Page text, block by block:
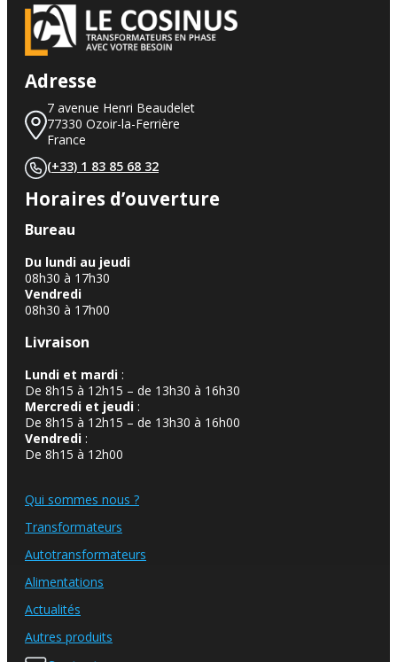
Adresse
7 avenue Henri Beaudelet
77330 Ozoir-la-Ferrière
France
(+33) 1 83 85 68 32
Horaires d’ouverture
Bureau
Du lundi au jeudi
08h30 à 17h30
Vendredi
08h30 à 17h00
Livraison
Lundi et mardi :
De 8h15 à 12h15 – de 13h30 à 16h30
Mercredi et jeudi :
De 8h15 à 12h15 – de 13h30 à 16h00
Vendredi :
De 8h15 à 12h00
Qui sommes nous ?
Transformateurs
Autotransformateurs
Alimentations
Actualités
Autres produits